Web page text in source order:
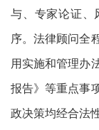
与、专家论证、
序。法律顾问全
用实施和管理办
报告》等重点事
政决策均经合法